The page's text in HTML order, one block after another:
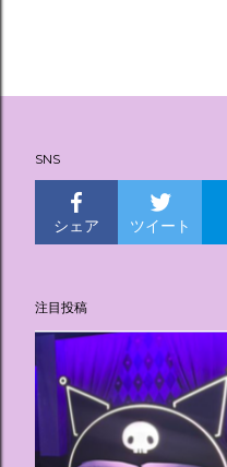
SNS
シェア ツイート
注目投稿